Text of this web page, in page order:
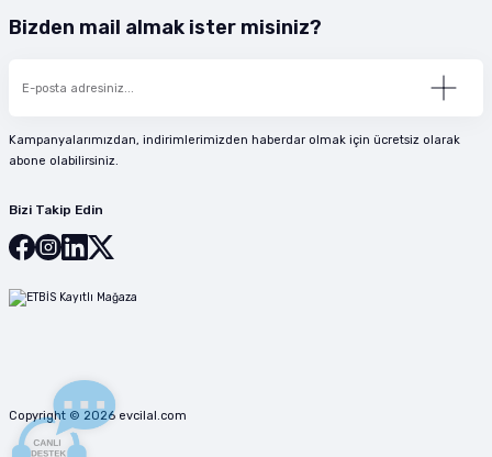
Bizden mail almak ister misiniz?
Kampanyalarımızdan, indirimlerimizden haberdar olmak için ücretsiz olarak
abone olabilirsiniz.
Bizi Takip Edin
Copyright © 2026 evcilal.com